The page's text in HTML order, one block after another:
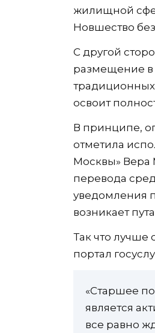
жилищной
Новшество
С другой
размещение в
традиционных
освоит
В принципе,
отметила
Москвы» Вера
перевода
уведомления
возникает
Так что лучше
портал
«Старшее
является
все равно